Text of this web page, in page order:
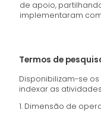
de apoio,
implementaram
Termos de
Disponibilizam-se
indexar as
1. Dimensão de